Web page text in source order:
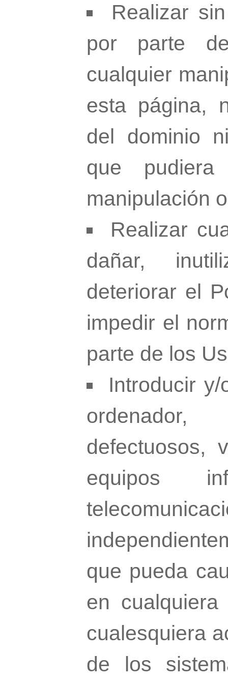
Realizar
por parte
cualquier
esta página,
del dominio
que
manipulación
Realizar
dañar,
deteriorar el
impedir el
parte de los
Introducir
defectuosos,
equipos
que pueda
en
cualesquiera
de los